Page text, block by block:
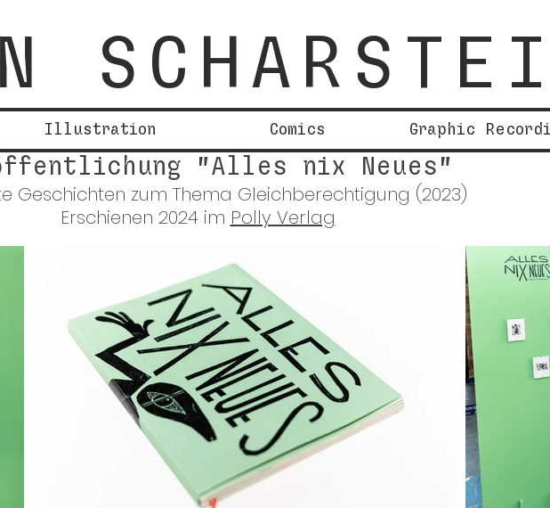
Illustration Comics Graphic
"Alles nix Neues"
Geschichten zum Thema Gleichberechtigung (2023)
Erschienen 2024 im Polly Verlag